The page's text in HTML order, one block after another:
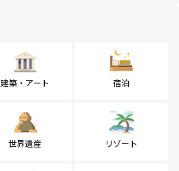
建築・アート 宿泊
世界遺産 リゾート